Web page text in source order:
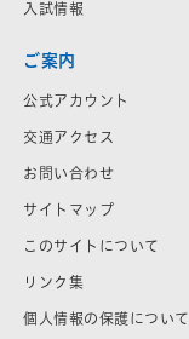
入試情報
ご案内
公式アカウント
交通アクセス
お問い合わせ
サイトマップ
このサイトについて
リンク集
個人情報の保護について